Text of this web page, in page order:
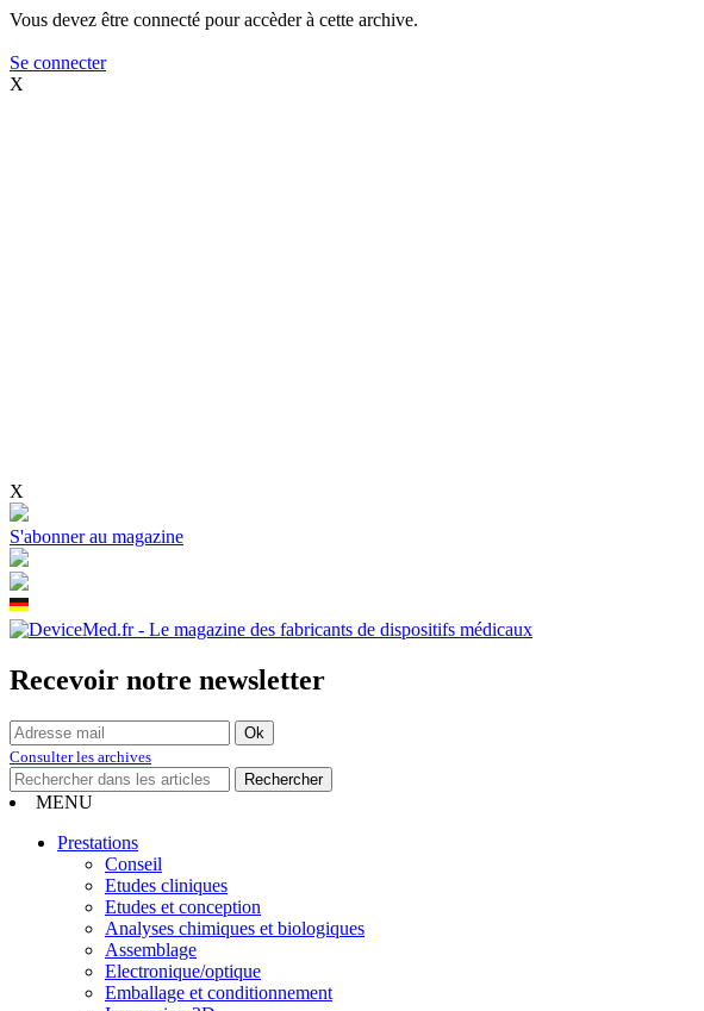
Vous devez être connecté pour accèder à cette archive.
Se connecter
X
X
S'abonner au magazine
Recevoir notre newsletter
Consulter les archives
MENU
Prestations
Conseil
Etudes cliniques
Etudes et conception
Analyses chimiques et biologiques
Assemblage
Electronique/optique
Emballage et conditionnement